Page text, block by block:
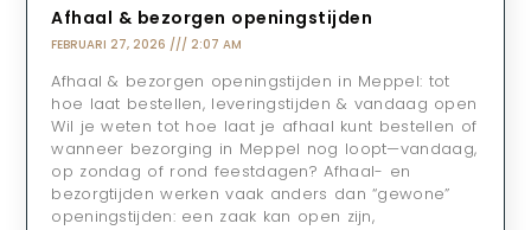
Afhaal & bezorgen openingstijden
FEBRUARI 27, 2026 2:07 AM
Afhaal & bezorgen openingstijden in Meppel: tot
hoe laat bestellen, leveringstijden & vandaag open
Wil je weten tot hoe laat je afhaal kunt bestellen of
wanneer bezorging in Meppel nog loopt—vandaag,
op zondag of rond feestdagen? Afhaal- en
bezorgtijden werken vaak anders dan “gewone”
openingstijden: een zaak kan open zijn,